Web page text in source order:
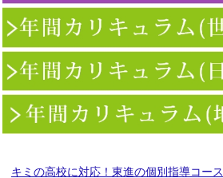
キミの高校に対応！東進の個別指導コース